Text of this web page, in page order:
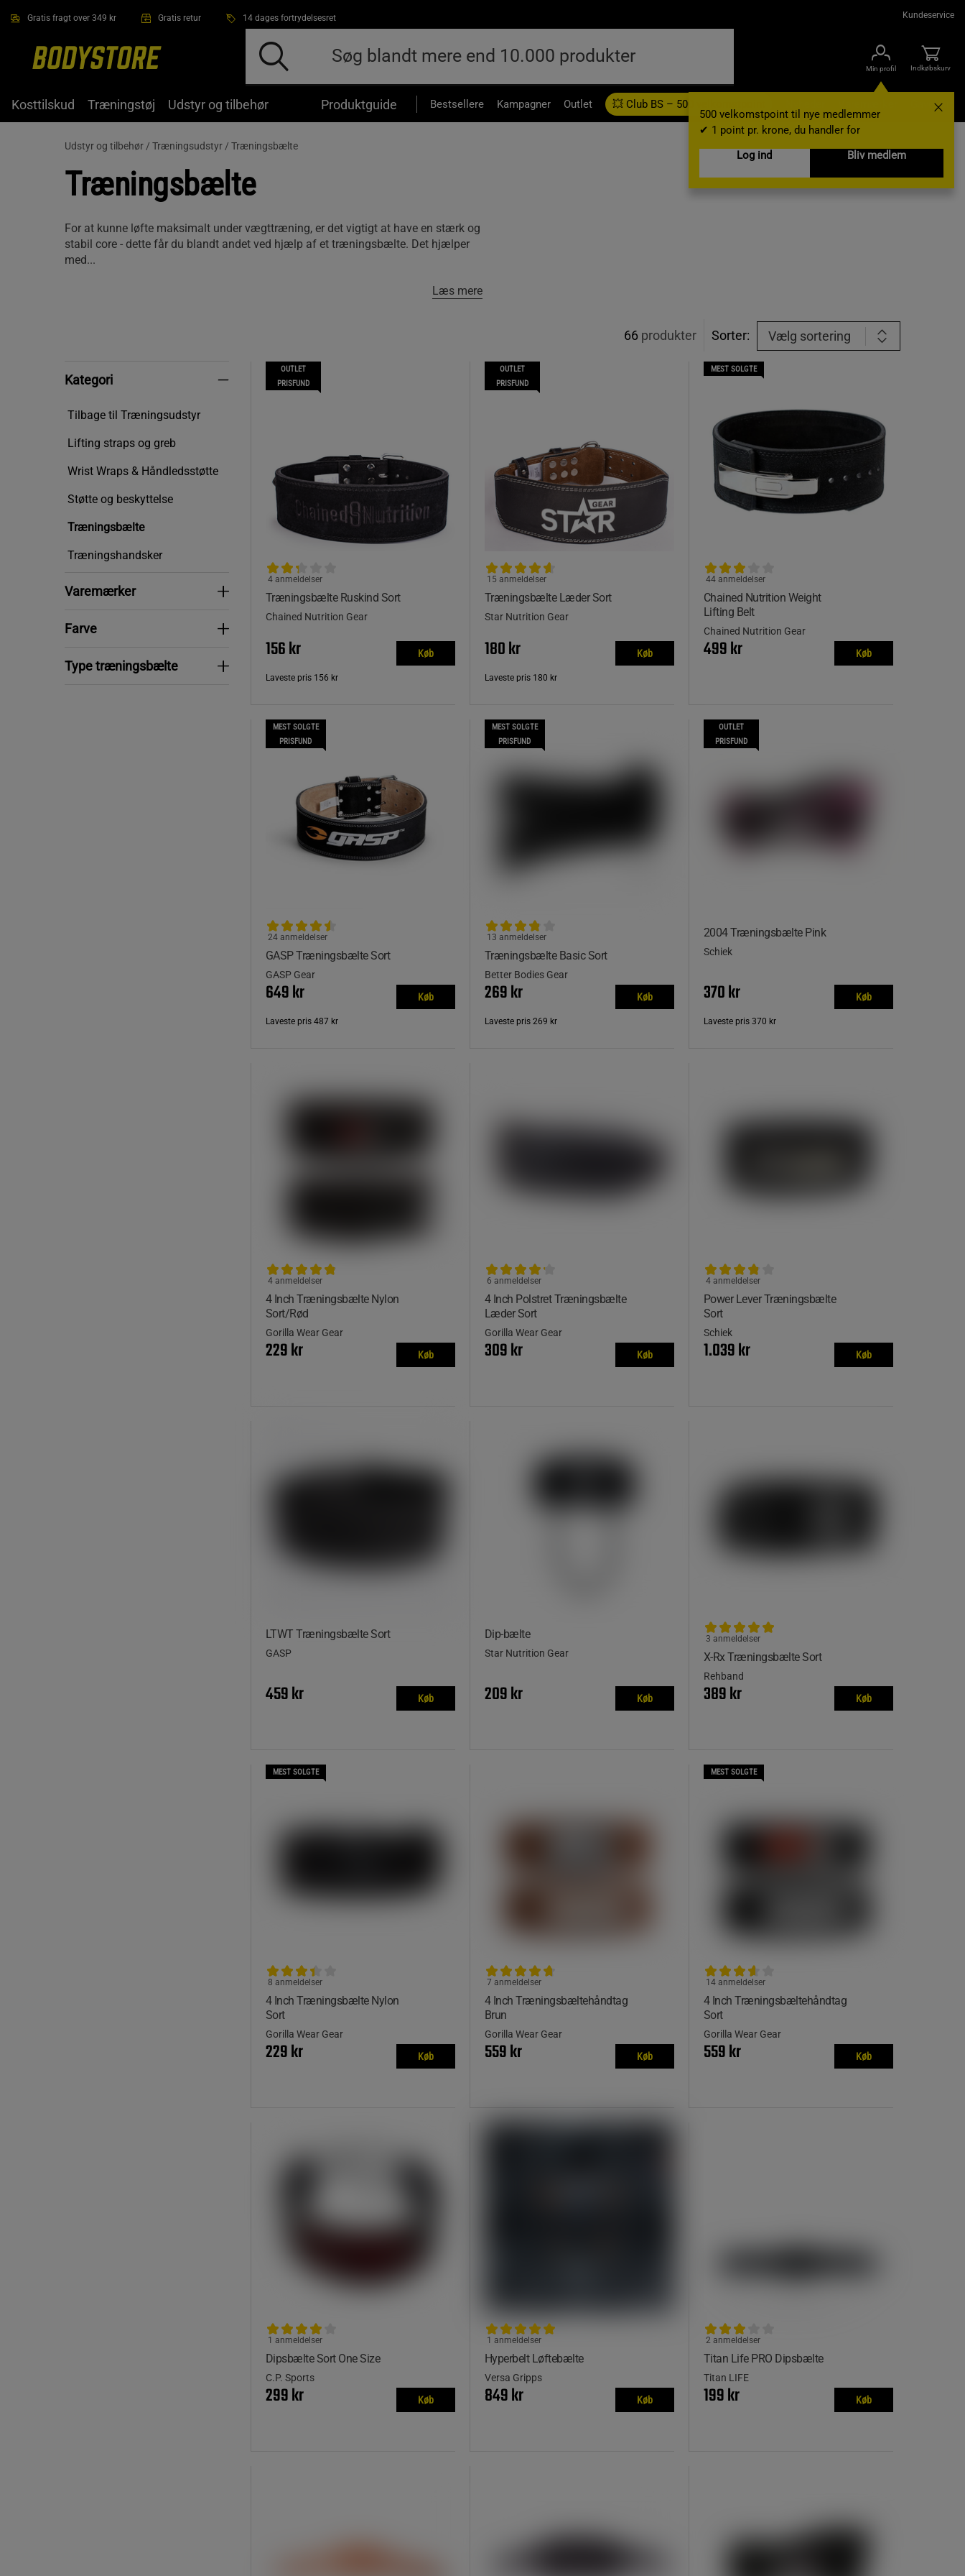
Gratis fragt over 349 kr Gratis retur 14 dages fortrydelsesret Kundeservice
Min profil
500 velkomstpoint til nye medlemmer
✔ 1 point pr. krone, du handler for
Log ind
Bliv medlem
Indkøbskurv
Kosttilskud Træningstøj Udstyr og tilbehør Produktguide Bestsellere Kampagner Outlet 💥 Club BS – 500 velkomstpoint Gavekort
Udstyr og tilbehør / Træningsudstyr / Træningsbælte
Træningsbælte
For at kunne løfte maksimalt under vægttræning, er det vigtigt at have en stærk og
stabil core - dette får du blandt andet ved hjælp af et træningsbælte. Det hjælper
med...
Læs mere
66 produkter Sorter: Vælg sortering
KategoriKategori
Tilbage til Træningsudstyr
Lifting straps og greb
Wrist Wraps & Håndledsstøtte
Støtte og beskyttelse
Træningsbælte
Træningshandsker
VaremærkerVaremærker
FarveFarve
Type træningsbælteType træningsbælte
OUTLET
PRISFUND
Træningsbælte Ruskind Sort
4 anmeldelser
Chained Nutrition Gear
156 kr Køb
Laveste pris 156 kr
OUTLET
PRISFUND
Træningsbælte Læder Sort
15 anmeldelser
Star Nutrition Gear
180 kr Køb
Laveste pris 180 kr
MEST SOLGTE
Chained Nutrition Weight
Lifting Belt
44 anmeldelser
Chained Nutrition Gear
499 kr Køb
MEST SOLGTE
PRISFUND
GASP Træningsbælte Sort
24 anmeldelser
GASP Gear
649 kr Køb
Laveste pris 487 kr
MEST SOLGTE
PRISFUND
Træningsbælte Basic Sort
13 anmeldelser
Better Bodies Gear
269 kr Køb
Laveste pris 269 kr
OUTLET
PRISFUND
2004 Træningsbælte Pink
Schiek
370 kr Køb
Laveste pris 370 kr
4 Inch Træningsbælte Nylon
Sort/Rød
4 anmeldelser
Gorilla Wear Gear
229 kr Køb
4 Inch Polstret Træningsbælte
Læder Sort
6 anmeldelser
Gorilla Wear Gear
309 kr Køb
Power Lever Træningsbælte
Sort
4 anmeldelser
Schiek
1.039 kr Køb
LTWT Træningsbælte Sort
GASP
459 kr Køb
Dip‑bælte
Star Nutrition Gear
209 kr Køb
X-Rx Træningsbælte Sort
3 anmeldelser
Rehband
389 kr Køb
MEST SOLGTE
4 Inch Træningsbælte Nylon
Sort
8 anmeldelser
Gorilla Wear Gear
229 kr Køb
4 Inch Træningsbæltehåndtag
Brun
7 anmeldelser
Gorilla Wear Gear
559 kr Køb
MEST SOLGTE
4 Inch Træningsbæltehåndtag
Sort
14 anmeldelser
Gorilla Wear Gear
559 kr Køb
Dipsbælte Sort One Size
1 anmeldelser
C.P. Sports
299 kr Køb
Hyperbelt Løftebælte
1 anmeldelser
Versa Gripps
849 kr Køb
Titan Life PRO Dipsbælte
2 anmeldelser
Titan LIFE
199 kr Køb